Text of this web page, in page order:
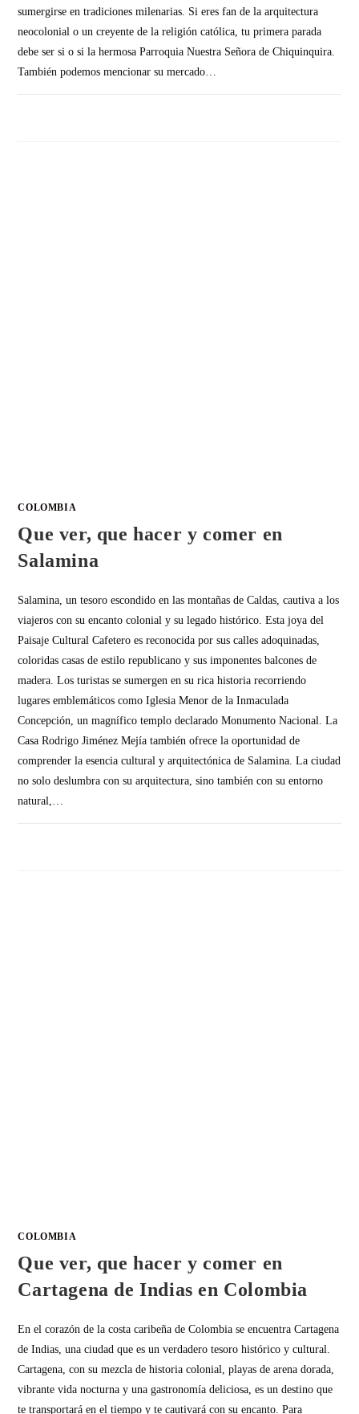
sumergirse en tradiciones milenarias. Si eres fan de la arquitectura
neocolonial o un creyente de la religión católica, tu primera parada
debe ser si o si la hermosa Parroquia Nuestra Señora de Chiquinquira.
También podemos mencionar su mercado…
COLOMBIA
Que ver, que hacer y comer en
Salamina
Salamina, un tesoro escondido en las montañas de Caldas, cautiva a los
viajeros con su encanto colonial y su legado histórico. Esta joya del
Paisaje Cultural Cafetero es reconocida por sus calles adoquinadas,
coloridas casas de estilo republicano y sus imponentes balcones de
madera. Los turistas se sumergen en su rica historia recorriendo
lugares emblemáticos como Iglesia Menor de la Inmaculada
Concepción, un magnífico templo declarado Monumento Nacional. La
Casa Rodrigo Jiménez Mejía también ofrece la oportunidad de
comprender la esencia cultural y arquitectónica de Salamina. La ciudad
no solo deslumbra con su arquitectura, sino también con su entorno
natural,…
COLOMBIA
Que ver, que hacer y comer en
Cartagena de Indias en Colombia
En el corazón de la costa caribeña de Colombia se encuentra Cartagena
de Indias, una ciudad que es un verdadero tesoro histórico y cultural.
Cartagena, con su mezcla de historia colonial, playas de arena dorada,
vibrante vida nocturna y una gastronomía deliciosa, es un destino que
te transportará en el tiempo y te cautivará con su encanto. Para